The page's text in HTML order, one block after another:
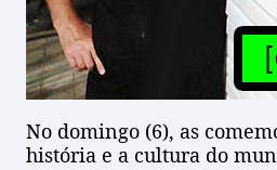
No domingo (6), as
história e a cultura do